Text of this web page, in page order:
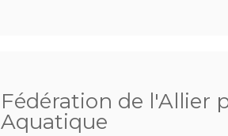
Fédération de l'Allier
Aquatique